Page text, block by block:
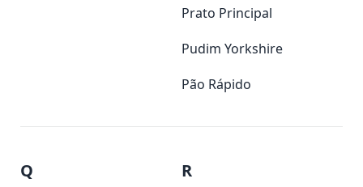
Prato Principal
Pudim Yorkshire
Pão Rápido
Q R